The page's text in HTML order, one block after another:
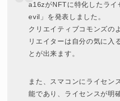
a16zがNFTに特化したラ
evil」を発表しました。
クリエイティブコモンズの
リエイターは自分の気に入
とが出来ます。
また、スマコンにライセン
能であり、ライセンスが明